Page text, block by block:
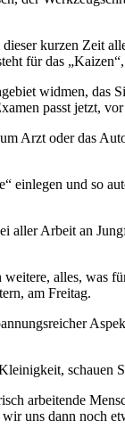
kurzen Zeit
für das
widmen, das
passt jetzt,
Arzt oder das
einlegen und so
aller Arbeit an
weitere, alles, was
am Freitag.
schauen
arbeitende
uns dann noch